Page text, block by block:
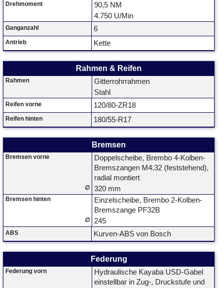
Drehmoment
90,5 NM
4.750 U/Min
Ganganzahl 6
Antrieb Kette
Rahmen & Reifen
Rahmen
Gitterrohrrahmen
Stahl
Reifen vorne 120/80-ZR18
Reifen hinten 180/55-R17
Bremsen
Bremsen vorne
Doppelscheibe, Brembo 4-Kolben-
Bremszangen M4.32 (feststehend),
radial montiert
∅ 320 mm
Bremsen hinten
Einzelscheibe, Brembo 2-Kolben-
Bremszange PF32B
∅ 245
ABS Kurven-ABS von Bosch
Federung
Federung vorn
Hydraulische Kayaba USD-Gabel
einstellbar in Zug-, Druckstufe und